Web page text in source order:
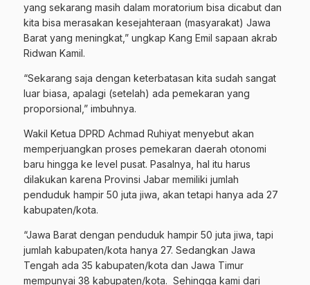
yang sekarang masih dalam moratorium bisa dicabut dan
kita bisa merasakan kesejahteraan (masyarakat) Jawa
Barat yang meningkat,” ungkap Kang Emil sapaan akrab
Ridwan Kamil.
“Sekarang saja dengan keterbatasan kita sudah sangat
luar biasa, apalagi (setelah) ada pemekaran yang
proporsional,” imbuhnya.
Wakil Ketua DPRD Achmad Ruhiyat menyebut akan
memperjuangkan proses pemekaran daerah otonomi
baru hingga ke level pusat. Pasalnya, hal itu harus
dilakukan karena Provinsi Jabar memiliki jumlah
penduduk hampir 50 juta jiwa, akan tetapi hanya ada 27
kabupaten/kota.
“Jawa Barat dengan penduduk hampir 50 juta jiwa, tapi
jumlah kabupaten/kota hanya 27. Sedangkan Jawa
Tengah ada 35 kabupaten/kota dan Jawa Timur
mempunyai 38 kabupaten/kota. Sehingga kami dari